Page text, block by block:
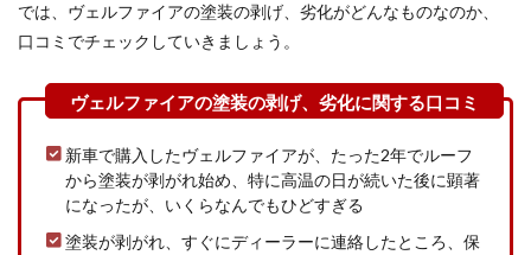
では、ヴェルファイアの塗装の剥げ、劣化がどんなものなのか、
口コミでチェックしていきましょう。
新車で購入したヴェルファイアが、たった2年でルーフ
から塗装が剥がれ始め、特に高温の日が続いた後に顕著
になったが、いくらなんでもひどすぎる
塗装が剥がれ、すぐにディーラーに連絡したところ、保